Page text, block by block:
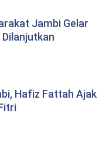
Jambi Gelar
Hafiz Fattah Ajak